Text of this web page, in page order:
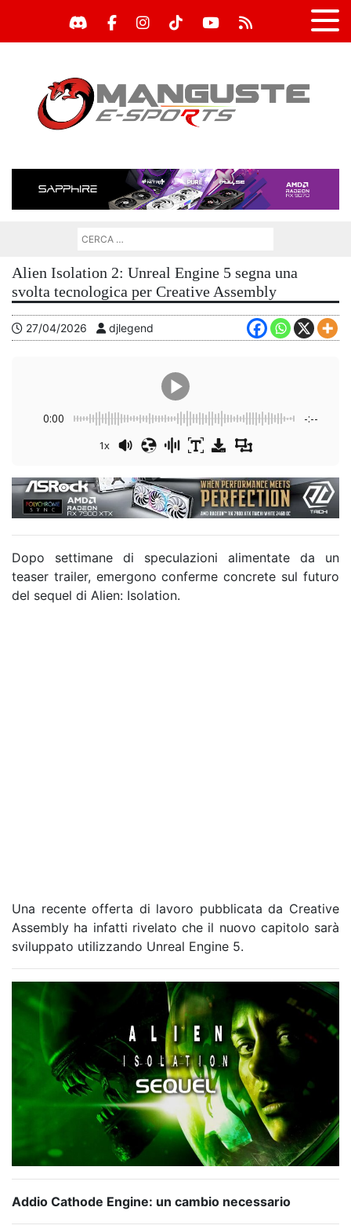
Alien Isolation 2: Unreal Engine 5 segna una
svolta tecnologica per Creative Assembly
27/04/2026 djlegend
0:00 -:--
1x
Dopo settimane di speculazioni alimentate da un
teaser trailer, emergono conferme concrete sul futuro
del sequel di Alien: Isolation.
Una recente offerta di lavoro pubblicata da Creative
Assembly ha infatti rivelato che il nuovo capitolo sarà
sviluppato utilizzando Unreal Engine 5.
Addio Cathode Engine: un cambio necessario